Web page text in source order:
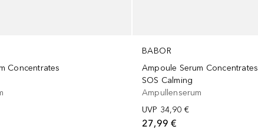
Concentrates
BABOR
Ampoule Serum Concentrates
SOS Calming
Ampullenserum
UVP 34,90 €
27,99 €